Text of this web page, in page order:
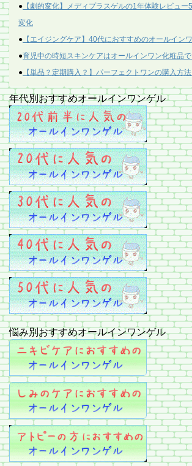
● 【劇的変化】メディプラスゲルの1年体験レビュー
変化
● 【エイジングケア】40代におすすめのオールイン
●育児中の時短スキンケアはオールインワン化粧品で
● 【単品？定期購入？】パーフェクトワンの購入方
年代別おすすめオールインワンゲル
悩み別おすすめオールインワンゲル